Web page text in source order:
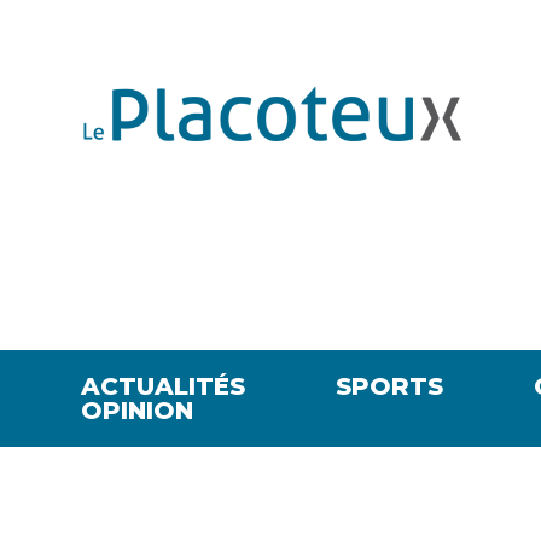
ACTUALITÉS SPORTS
OPINION